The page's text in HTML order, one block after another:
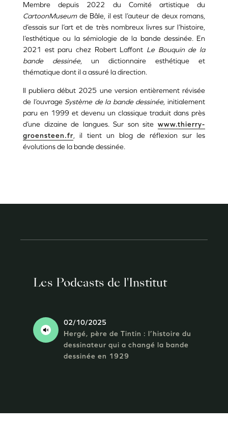
Membre depuis 2022 du Comité artistique du
CartoonMuseumde Bâle, il est l’auteur de deux romans,
d’essais sur l’art et de très nombreux livres sur l’histoire,
l’esthétique ou la sémiologie de la bande dessinée. En
2021 est paru chez Robert Laffont Le Bouquin de la
bande dessinée, un dictionnaire esthétique et
thématique dont il a assuré la direction.
Il publiera début 2025 une version entièrement révisée
de l’ouvrage Système de la bande dessinée, initialement
paru en 1999 et devenu un classique traduit dans près
d’une dizaine de langues. Sur son site www.thierry-
groensteen.fr, il tient un blog de réflexion sur les
évolutions de la bande dessinée.
Les Podcasts de l'Institut
02/10/2025
Hergé, père de Tintin : l’histoire du
dessinateur qui a changé la bande
dessinée en 1929